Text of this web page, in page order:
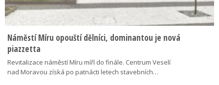
Náměstí Míru opouští dělníci, dominantou je nová
piazzetta
Revitalizace náměstí Míru míří do finále. Centrum Veselí
nad Moravou získá po patnácti letech stavebních…